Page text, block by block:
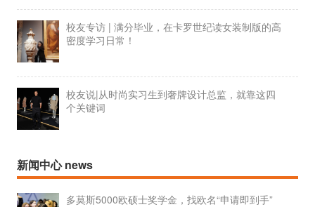
校友专访 | 满分毕业，在卡罗世纪读女装制版的高
密度学习日常！
校友说|从时尚实习生到奢牌设计总监，就靠这四
个关键词
新闻中心 news
多莫斯5000欧硕士奖学金，找欧名“申请即到手”